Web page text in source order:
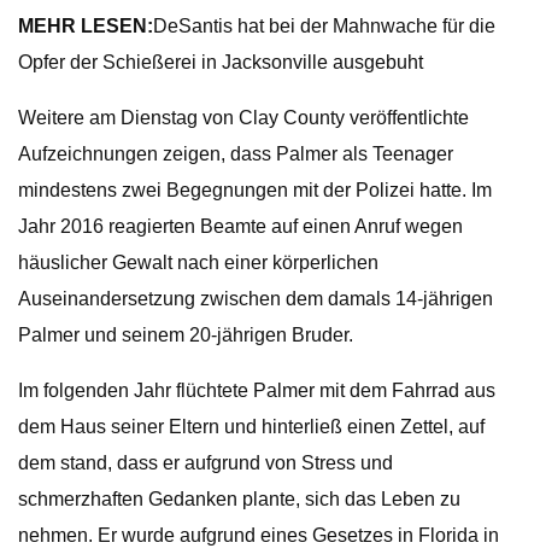
MEHR LESEN:DeSantis hat bei der Mahnwache für die
Opfer der Schießerei in Jacksonville ausgebuht
Weitere am Dienstag von Clay County veröffentlichte
Aufzeichnungen zeigen, dass Palmer als Teenager
mindestens zwei Begegnungen mit der Polizei hatte. Im
Jahr 2016 reagierten Beamte auf einen Anruf wegen
häuslicher Gewalt nach einer körperlichen
Auseinandersetzung zwischen dem damals 14-jährigen
Palmer und seinem 20-jährigen Bruder.
Im folgenden Jahr flüchtete Palmer mit dem Fahrrad aus
dem Haus seiner Eltern und hinterließ einen Zettel, auf
dem stand, dass er aufgrund von Stress und
schmerzhaften Gedanken plante, sich das Leben zu
nehmen. Er wurde aufgrund eines Gesetzes in Florida in